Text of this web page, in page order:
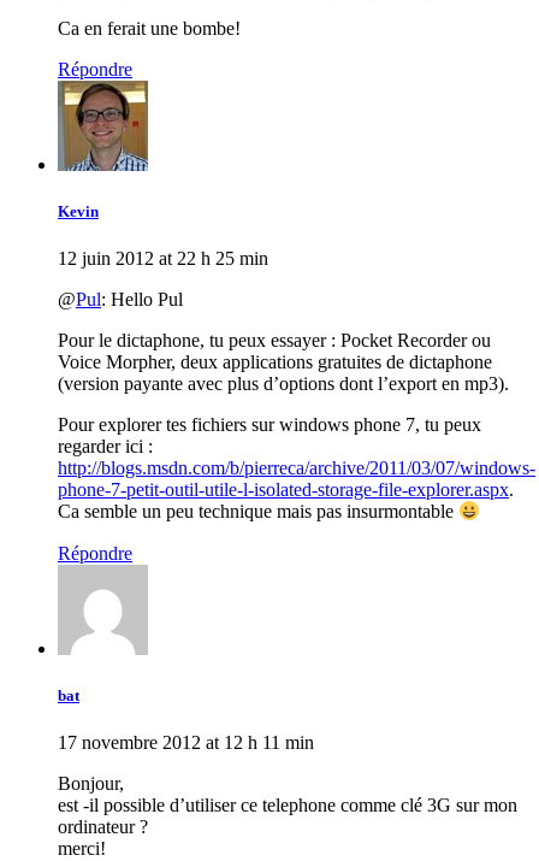
Ca en ferait une bombe!
Répondre
Kevin
12 juin 2012 at 22 h 25 min
@Pul: Hello Pul
Pour le dictaphone, tu peux essayer : Pocket Recorder ou
Voice Morpher, deux applications gratuites de dictaphone
(version payante avec plus d’options dont l’export en mp3).
Pour explorer tes fichiers sur windows phone 7, tu peux
regarder ici :
http://blogs.msdn.com/b/pierreca/archive/2011/03/07/windows-
phone-7-petit-outil-utile-l-isolated-storage-file-explorer.aspx.
Ca semble un peu technique mais pas insurmontable
Répondre
bat
17 novembre 2012 at 12 h 11 min
Bonjour,
est -il possible d’utiliser ce telephone comme clé 3G sur mon
ordinateur ?
merci!